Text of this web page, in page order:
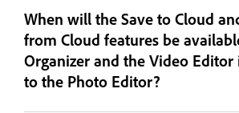
When will the Save to Cloud
from Cloud features be
Organizer and the Video
to the Photo Editor?